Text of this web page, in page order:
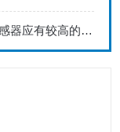
为了测量出微小的振动变化电子秤传感器应有较高的灵敏度